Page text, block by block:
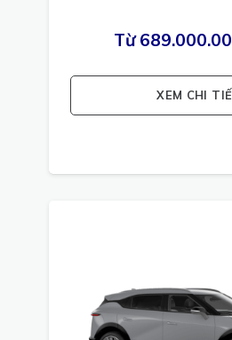
Từ
XEM CHI